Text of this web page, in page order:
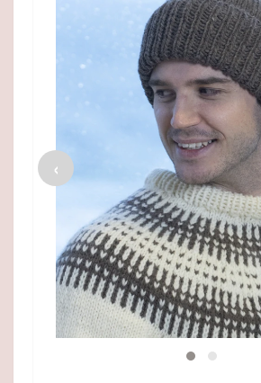
Viking Maskemarkør, fra
36,00 DKK
26,95 DKK
SE MERE
‹